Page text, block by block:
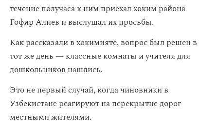
течение получаса к ним приехал хоким района
Гофир Алиев и выслушал их просьбы.
Как рассказали в хокимияте, вопрос был решен в
тот же день — классные комнаты и учителя для
дошкольников нашлись.
Это не первый случай, когда чиновники в
Узбекистане реагируют на перекрытие дорог
местными жителями.